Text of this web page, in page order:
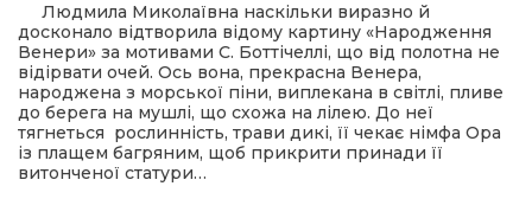
Людмила Миколаївна наскільки виразно й
досконало відтворила відому картину «Народження
Венери» за мотивами С. Боттічеллі, що від полотна не
відірвати очей. Ось вона, прекрасна Венера,
народжена з морської піни, виплекана в світлі, пливе
до берега на мушлі, що схожа на лілею. До неї
тягнеться рослинність, трави дикі, її чекає німфа Ора
із плащем багряним, щоб прикрити принади її
витонченої статури…